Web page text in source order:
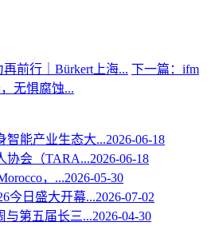
前行｜Bürkert上海... 下一篇：ifm
无惧腐蚀...
智能产业生态大...2026-06-18
协会（TARA...2026-06-18
，...2026-05-30
今日盛大开幕...2026-07-02
与第五届长三...2026-04-30